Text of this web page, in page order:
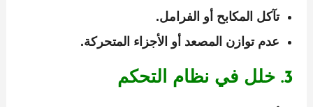
تآكل المكابح أو الفرامل.
عدم توازن المصعد أو الأجزاء المتحركة.
3. خلل في نظام التحكم